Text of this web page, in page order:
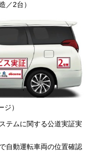
／2台）
ジ）
テムに関する公道実証実
自動運転車両の位置確認